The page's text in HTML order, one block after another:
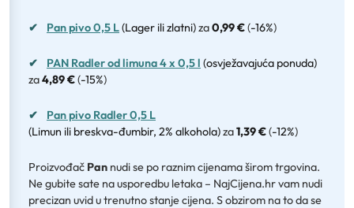
✔ Pan pivo 0,5 L(Lager ili zlatni)za0,99 €(-16%)
✔ PAN Radler od limuna 4 x 0,5 l (osvježavajuća ponuda)
za4,89 €(-15%)
✔
Pan pivo Radler 0,5 L
(Limun ili breskva-đumbir, 2% alkohola)za1,39 €(-12%)
Proizvođač Pan nudi se po raznim cijenama širom trgovina.
Ne gubite sate na usporedbu letaka – NajCijena.hr vam nudi
precizan uvid u trenutno stanje cijena. S obzirom na to da se